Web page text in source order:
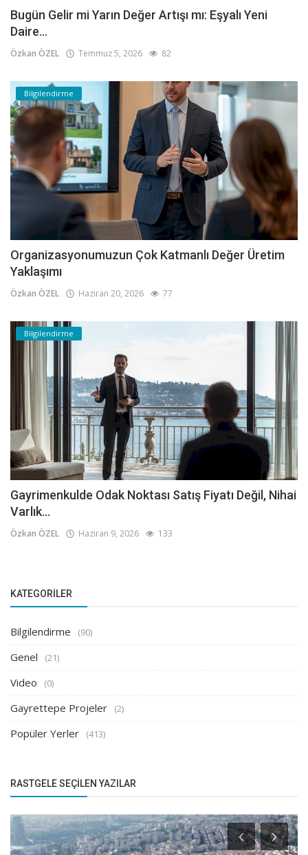
Bugün Gelir mi Yarın Değer Artışı mı: Eşyalı Yeni
Daire...
Özkan ÖZEL Temmuz 5, 2026 82
Bilgilendirme
Organizasyonumuzun Çok Katmanlı Değer Üretim
Yaklaşımı
Özkan ÖZEL Haziran 20, 2026 77
Bilgilendirme
Gayrimenkulde Odak Noktası Satış Fiyatı Değil, Nihai
Varlık...
Özkan ÖZEL Haziran 9, 2026 133
KATEGORILER
Bilgilendirme (90)
Genel (21)
Video (0)
Gayrettepe Projeler (2)
Popüler Yerler (413)
RASTGELE SEÇILEN YAZILAR